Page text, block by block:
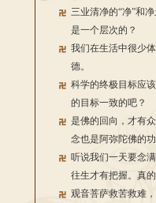
三业清净的“净”和
是一个层次的？
我们在生活中很少
德。
科学的终极目标应
的目标一致的吧？
是佛的回向，才有
念也是阿弥陀佛的功
听说我们一天要念
往生才有把握。真
观音菩萨救苦救难